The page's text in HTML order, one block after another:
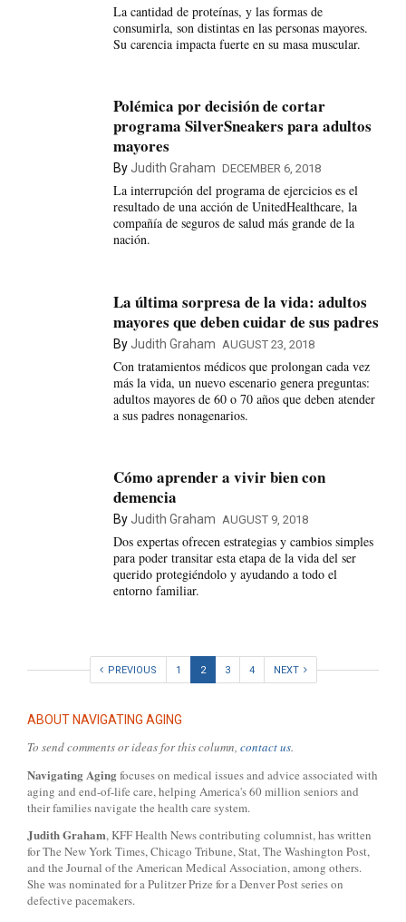
La cantidad de proteínas, y las formas de
consumirla, son distintas en las personas mayores.
Su carencia impacta fuerte en su masa muscular.
Polémica por decisión de cortar
programa SilverSneakers para adultos
mayores
ByJudith Graham DECEMBER 6, 2018
La interrupción del programa de ejercicios es el
resultado de una acción de UnitedHealthcare, la
compañía de seguros de salud más grande de la
nación.
La última sorpresa de la vida: adultos
mayores que deben cuidar de sus padres
ByJudith Graham AUGUST 23, 2018
Con tratamientos médicos que prolongan cada vez
más la vida, un nuevo escenario genera preguntas:
adultos mayores de 60 o 70 años que deben atender
a sus padres nonagenarios.
Cómo aprender a vivir bien con
demencia
ByJudith Graham AUGUST 9, 2018
Dos expertas ofrecen estrategias y cambios simples
para poder transitar esta etapa de la vida del ser
querido protegiéndolo y ayudando a todo el
entorno familiar.
PREVIOUS 1 2 3 4 NEXT
ABOUT NAVIGATING AGING
To send comments or ideas for this column, contact us.
Navigating Agingfocuses on medical issues and advice associated with
aging and end-of-life care, helping America's 60 million seniors and
their families navigate the health care system.
Judith Graham, KFF Health News contributing columnist, has written
for The New York Times, Chicago Tribune, Stat, The Washington Post,
and the Journal of the American Medical Association, among others.
She was nominated for a Pulitzer Prize for a Denver Post series on
defective pacemakers.